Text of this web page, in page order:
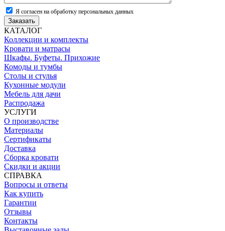
Я согласен на обработку персональных данных
Заказать
КАТАЛОГ
Коллекции и комплекты
Кровати и матрасы
Шкафы. Буфеты. Прихожие
Комоды и тумбы
Столы и стулья
Кухонные модули
Мебель для дачи
Распродажа
УСЛУГИ
О производстве
Материалы
Сертификаты
Доставка
Сборка кровати
Скидки и акции
СПРАВКА
Вопросы и ответы
Как купить
Гарантии
Отзывы
Контакты